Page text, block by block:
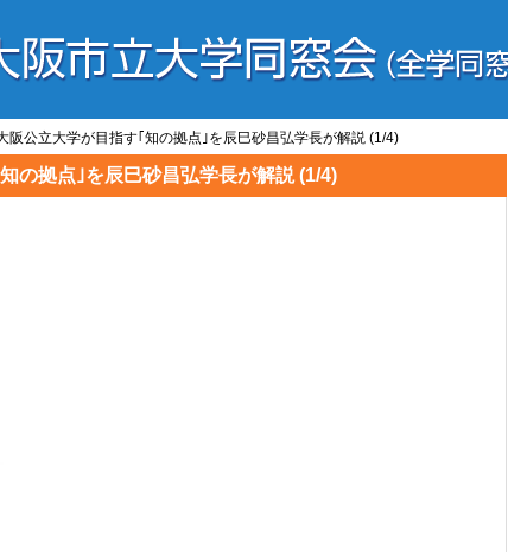
阪公立大学が目指す｢知の拠点｣を辰巳砂昌弘学長が解説 (1/4)
の拠点｣を辰巳砂昌弘学長が解説 (1/4)